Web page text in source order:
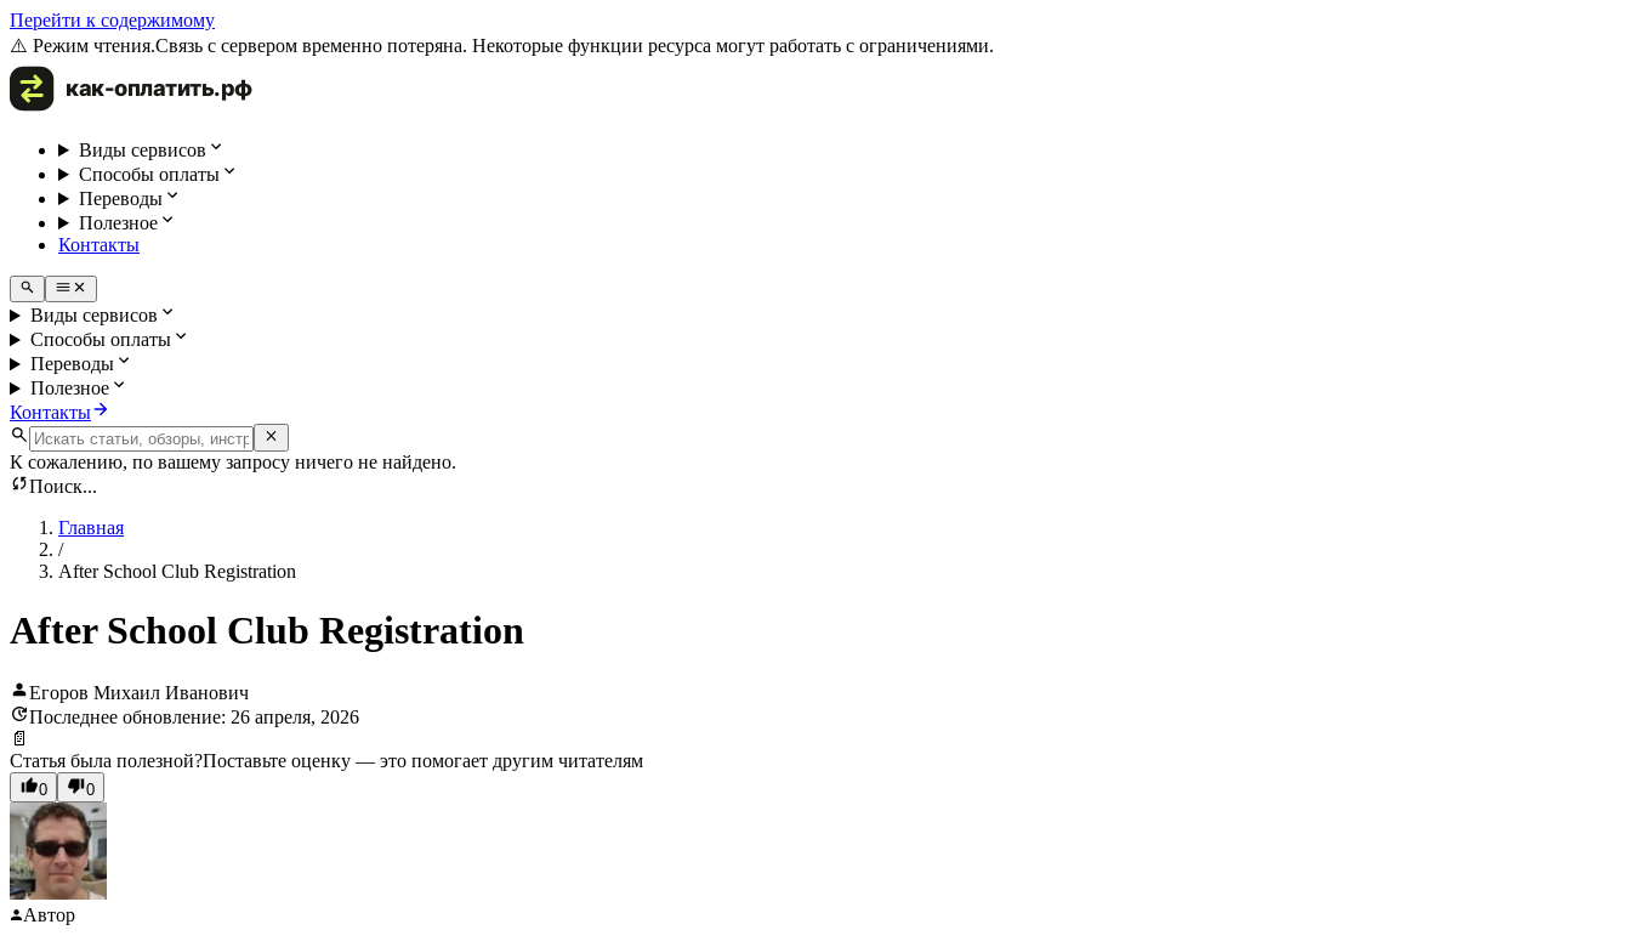
Перейти к содержимому
⚠️ Режим чтения.Связь с сервером временно потеряна. Некоторые функции ресурса могут работать с ограничениями.
Виды сервисов
Способы оплаты
Переводы
Полезное
Контакты
Виды сервисов
Способы оплаты
Переводы
Полезное
Контакты
К сожалению, по вашему запросу ничего не найдено.
Поиск...
Главная
/
After School Club Registration
After School Club Registration
Егоров Михаил Иванович
Последнее обновление: 26 апреля, 2026
📄
Статья была полезной?Поставьте оценку — это помогает другим читателям
0 0
Автор